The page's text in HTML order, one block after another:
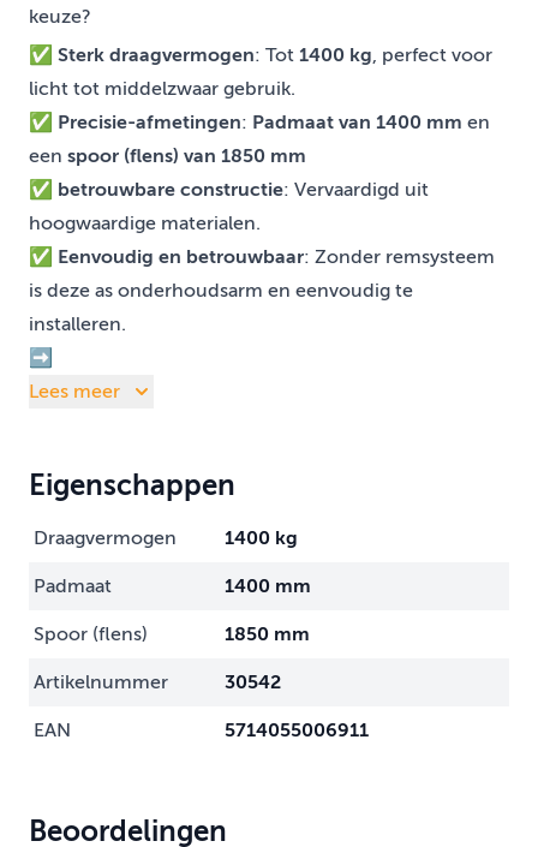
keuze?
✅ Sterk draagvermogen: Tot 1400 kg, perfect voor
licht tot middelzwaar gebruik.
✅ Precisie-afmetingen: Padmaat van 1400 mm en
een spoor (flens) van 1850 mm
✅ betrouwbare constructie: Vervaardigd uit
hoogwaardige materialen.
✅ Eenvoudig en betrouwbaar: Zonder remsysteem
is deze as onderhoudsarm en eenvoudig te
installeren.
➡️
Lees meer
Eigenschappen
Draagvermogen 1400 kg
Padmaat 1400 mm
Spoor (flens) 1850 mm
Artikelnummer 30542
EAN 5714055006911
Beoordelingen